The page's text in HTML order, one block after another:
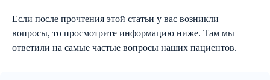
Если после прочтения этой статьи у вас возникли
вопросы, то просмотрите информацию ниже. Там мы
ответили на самые частые вопросы наших пациентов.